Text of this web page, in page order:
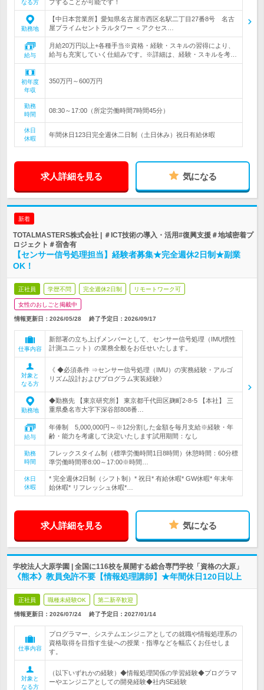
なる方 プすることが可能です！
勤務地
【中日本営業所】愛知県名古屋市西区名駅二丁目27番8号 名古
屋プライムセントラルタワー ＜アクセス…
給与
月給20万円以上+各種手当※資格・経験・スキルの習得により、
給与も充実していく仕組みです。※詳細は、経験・スキルを考…
初年度
年収
350万円～600万円
勤務
時間
08:30～17:00（所定労働時間7時間45分）
休日
休暇
年間休日123日完全週休二日制（土日休み）祝日有給休暇
求人詳細を見る 気になる
新着
TOTALMASTERS株式会社 | ＃ICT技術の導入・活用#復興支援＃地域密着プ
ロジェクト＃宿舎有
【センサー信号処理担当】経験者募集★完全週休2日制★副業
OK！
正社員 学歴不問 完全週休2日制 リモートワーク可
女性のおしごと掲載中
情報更新日：2026/05/28 終了予定日： 2026/09/17
仕事内容
新部署の立ち上げメンバーとして、センサー信号処理（IMU慣性
計測ユニット）の業務全般をお任せいたします。
対象と
なる方
《 ◆必須条件 ⇒センサー信号処理（IMU）の実務経験・アルゴ
リズム設計およびプログラム実装経験》
勤務地
◆勤務先 【東京研究所】 東京都千代田区麹町2-8-5 【本社】 三
重県桑名市大字下深谷部808番…
給与
年俸制 5,000,000円～※12分割した金額を毎月支給※経験・年
齢・能力を考慮して決定いたします試用期間：なし
勤務
時間
フレックスタイム制（標準労働時間1日8時間）休憩時間：60分標
準労働時間帯8:00～17:00※時間…
休日
休暇
* 完全週休2日制（シフト制）* 祝日* 有給休暇* GW休暇* 年末年
始休暇* リフレッシュ休暇*…
求人詳細を見る 気になる
学校法人大原学園 | 全国に116校を展開する総合専門学校「資格の大原」
《熊本》教員免許不要【情報処理講師】★年間休日120日以上
正社員 職種未経験OK 第二新卒歓迎
情報更新日：2026/07/24 終了予定日： 2027/01/14
仕事内容
プログラマー、システムエンジニアとしての就職や情報処理系の
資格取得を目指す生徒への授業・指導などを幅広くお任せしま
す。
対象と
なる方
（以下いずれかの経験）◆情報処理関係の学習経験◆プログラマ
ーやエンジニアとしての開発経験◆社内SE経験